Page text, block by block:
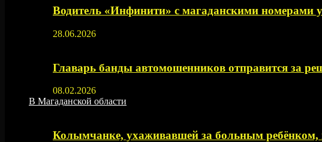
Водитель «Инфинити» с магаданскими
28.06.2026
Главарь банды автомошенников отправится за
08.02.2026
В Магаданской области
Колымчанке, ухаживавшей за больным ребёнком,